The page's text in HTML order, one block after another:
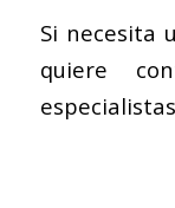
Si necesita
quiere
especialistas